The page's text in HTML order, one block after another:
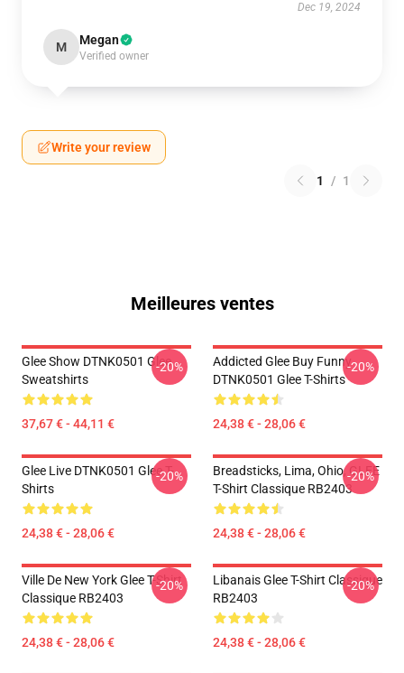
Dec 19, 2024
M Megan
Verified owner
Write your review
1 / 1
Meilleures ventes
Glee Show DTNK0501 Glee
Sweatshirts
37,67 € - 44,11 €
-20%
Addicted Glee Buy Funny
DTNK0501 Glee T-Shirts
24,38 € - 28,06 €
-20%
Glee Live DTNK0501 Glee T-
Shirts
24,38 € - 28,06 €
-20%
Breadsticks, Lima, Ohio, GLEE
T-Shirt Classique RB2403
24,38 € - 28,06 €
-20%
Ville De New York Glee T-Shirt
Classique RB2403
24,38 € - 28,06 €
-20%
Libanais Glee T-Shirt Classique
RB2403
24,38 € - 28,06 €
-20%